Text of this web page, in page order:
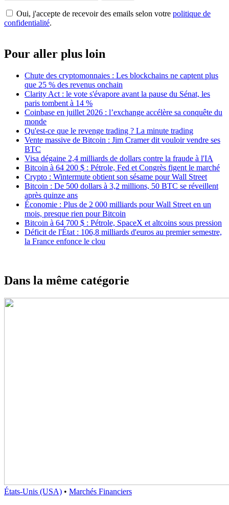
Oui, j'accepte de recevoir des emails selon votre politique de
confidentialité.
Pour aller plus loin
Chute des cryptomonnaies : Les blockchains ne captent plus
que 25 % des revenus onchain
Clarity Act : le vote s'évapore avant la pause du Sénat, les
paris tombent à 14 %
Coinbase en juillet 2026 : l’exchange accélère sa conquête du
monde
Qu'est-ce que le revenge trading ? La minute trading
Vente massive de Bitcoin : Jim Cramer dit vouloir vendre ses
BTC
Visa dégaine 2,4 milliards de dollars contre la fraude à l'IA
Bitcoin à 64 200 $ : Pétrole, Fed et Congrès figent le marché
Crypto : Wintermute obtient son sésame pour Wall Street
Bitcoin : De 500 dollars à 3,2 millions, 50 BTC se réveillent
après quinze ans
Économie : Plus de 2 000 milliards pour Wall Street en un
mois, presque rien pour Bitcoin
Bitcoin à 64 700 $ : Pétrole, SpaceX et altcoins sous pression
Déficit de l'État : 106,8 milliards d'euros au premier semestre,
la France enfonce le clou
Dans la même catégorie
États-Unis (USA) • Marchés Financiers